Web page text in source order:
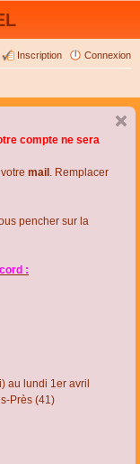
Connexion
Inscription
compte ne sera
mail . Remplacer
pencher sur la
:
au lundi 1er avril
Près (41)